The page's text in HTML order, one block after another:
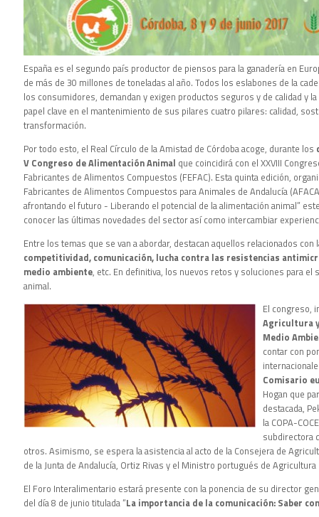
España es el segundo país productor de piensos para la ganadería en
de más de 30 millones de toneladas al año. Todos los eslabones de la
los consumidores, demandan y exigen productos seguros y de calidad y
papel clave en el mantenimiento de sus pilares cuatro pilares: calidad,
transformación.
Por todo esto, el Real Círculo de la Amistad de Córdoba acoge, durante los
V Congreso de Alimentación Animal que coincidirá con el XXVIII
Fabricantes de Alimentos Compuestos (FEFAC). Esta quinta edición,
Fabricantes de Alimentos Compuestos para Animales de Andalucía
afrontando el futuro - Liberando el potencial de la alimentación animal”
conocer las últimas novedades del sector así como intercambiar
Entre los temas que se van a abordar, destacan aquellos relacionados
competitividad, comunicación, lucha contra las resistencias
medio ambiente, etc. En definitiva, los nuevos retos y soluciones para el
animal.
El congreso,
Agricultura
Medio
contar con
Comisario
Hogan que
destacada,
la COPA-
subdirectora
otros. Asimismo, se espera la asistencia al acto de la Consejera de
de la Junta de Andalucía, Ortiz Rivas y el Ministro portugués de Agricultura
El Foro Interalimentario estará presente con la ponencia de su director
del día 8 de junio titulada “La importancia de la comunicación: Saber